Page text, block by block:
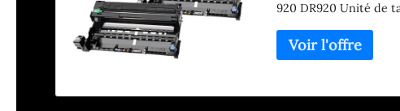
920 DR920 Unité de
imprimante Brother
HL-L6210DW/HL-
EX415DWW. ; pour